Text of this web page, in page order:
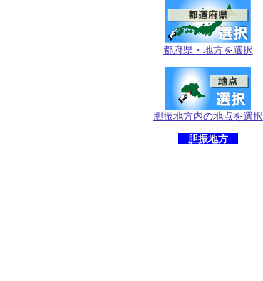
都府県・地方を選択
胆振地方内の地点を選択
胆振地方